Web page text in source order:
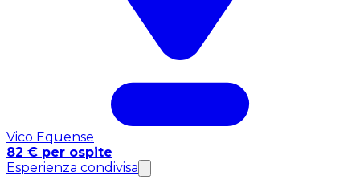
Vico Equense
82 € per ospite
Esperienza condivisa